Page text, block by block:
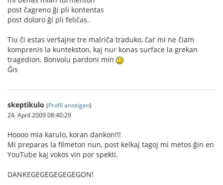
post ĉagreno ĝi pli kontentas
post doloro ĝi pli feliĉas.
Tiu ĉi estas verŝajne tre malriĉa traduko, ĉar mi ne ĉiam
komprenis la kuntekston, kaj nur konas surface la grekan
tragedion. Bonvolu pardoni min
Ĝis
skeptikulo (Profil anzeigen)
24. April 2009 08:40:29
Hoooo mia karulo, koran dankon!!!
Mi preparas la filmeton nun, post kelkaj tagoj mi metos ĝin en
YouTube kaj vokos vin por spekti.
DANKEGEGEGEGEGEGON!